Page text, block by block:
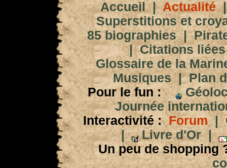
Accueil|Actualité
Superstitions et
85 biographies|
|Citations
Glossaire de la
Musiques|Plan
Pour le fun :
Journée
Interactivité : Forum|
|
Livre d'Or|
Un peu de shopping